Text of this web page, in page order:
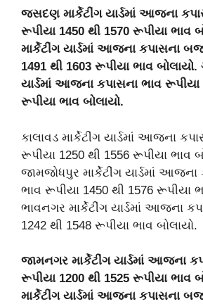
જસદણ માર્કેટીંગ યાર્ડમાં આજના
રૂપીયા 1450 થી 1570 રૂપીયા ભાવ
માર્કેટીંગ યાર્ડમાં આજના કપાસના
1491 થી 1603 રૂપીયા ભાવ બોલાયો.
યાર્ડમાં આજના કપાસના ભાવ રૂપીયા
રૂપીયા ભાવ બોલાયો.
કાલાવડ માર્કેટીંગ યાર્ડમાં આજના
રૂપીયા 1250 થી 1556 રૂપીયા ભાવ
જામજોધપુર માર્કેટીંગ યાર્ડમાં
ભાવ રૂપીયા 1450 થી 1576 રૂપીયા
ભાવનગર માર્કેટીંગ યાર્ડમાં આજના
1242 થી 1548 રૂપીયા ભાવ બોલાયો.
જામનગર માર્કેટીંગ યાર્ડમાં આજના
રૂપીયા 1200 થી 1525 રૂપીયા ભાવ
માર્કેટીંગ યાર્ડમાં આજના કપાસના